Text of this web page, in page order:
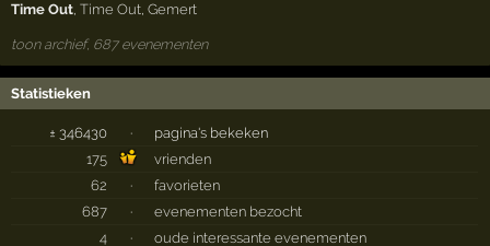
Time Out,Time Out,Gemert
toon archief, 687 evenementen
Statistieken
± 346430 ·
pagina's bekeken
175
vrienden
62
·
favorieten
687
·
evenementen bezocht
4
· oude interessante evenementen